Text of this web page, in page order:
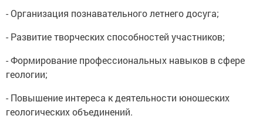
- Организация познавательного летнего досуга;
- Развитие творческих способностей участников;
- Формирование профессиональных навыков в сфере
геологии;
- Повышение интереса к деятельности юношеских
геологических объединений.